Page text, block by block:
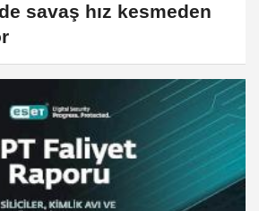
savaş hız kesmeden